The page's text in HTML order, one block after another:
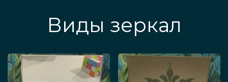
Виды зеркал